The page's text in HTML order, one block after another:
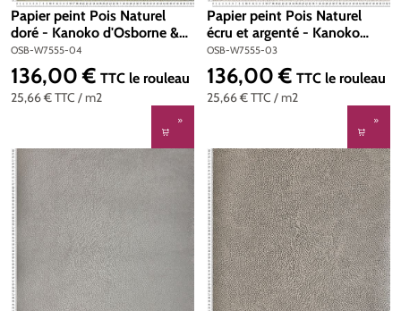
Papier peint Pois Naturel
doré - Kanoko d'Osborne &
Little | Réf. OSB-W7555-04
OSB-W7555-04
25,66 €TTC / m2
Prix régulier :
136,00 € TTC le rouleau
Papier peint Pois Naturel
écru et argenté - Kanoko
d'Osborne & Little | Réf.
OSB-W7555-03
OSB-W7555-03
25,66 €TTC / m2
Prix régulier :
136,00 € TTC le rouleau